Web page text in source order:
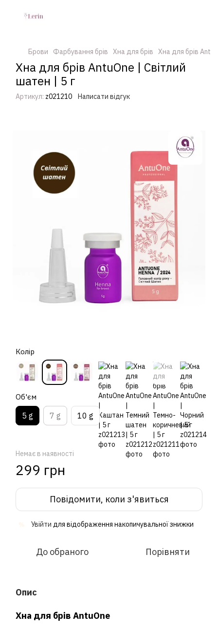
Брови Фарбування брів Хна для брів Хна для брів
Хна для брів AntuOne | Cвітлий
шатен | 5 г
Артикул: z021210 Написати відгук
Колір
Об'єм
5 g 7 g 10 g
Немає в наявності
299 грн
Повідомити, коли з'явиться
Увійти для відображення накопичувальної знижки
До обраного Порівняти
Опис
Хна для брів AntuOne